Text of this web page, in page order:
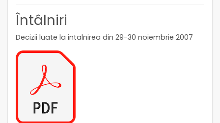
Întâlniri
Decizii luate la intalnirea din 29-30 noiembrie 2007